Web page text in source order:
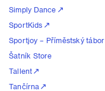
Simply Dance
SportKids
Sportjoy – Příměstský tábor
Šatník Store
Tallent
Tančírna